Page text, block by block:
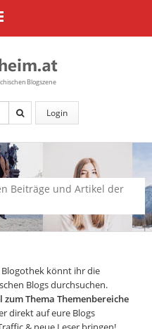
Blogszene
Login
Beiträge und Artikel der
Blogothek könnt ihr die
Blogs durchsuchen.
Thema Themenbereiche
direkt auf eure Blogs